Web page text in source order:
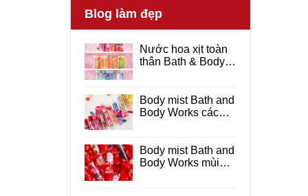
Blog làm đẹp
Nước hoa xịt toàn
thân Bath & Body
Body mist Bath and
Body Works các
Body mist Bath and
Body Works mùi